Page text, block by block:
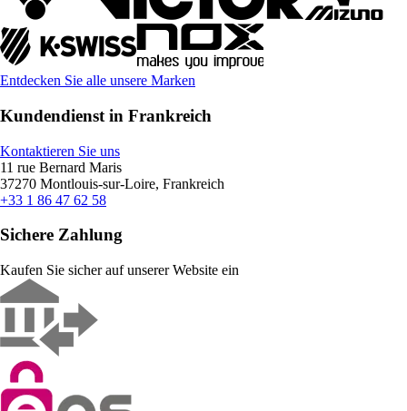
Entdecken Sie alle unsere Marken
Kundendienst in Frankreich
Kontaktieren Sie uns
11 rue Bernard Maris
37270 Montlouis-sur-Loire, Frankreich
+33 1 86 47 62 58
Sichere Zahlung
Kaufen Sie sicher auf unserer Website ein